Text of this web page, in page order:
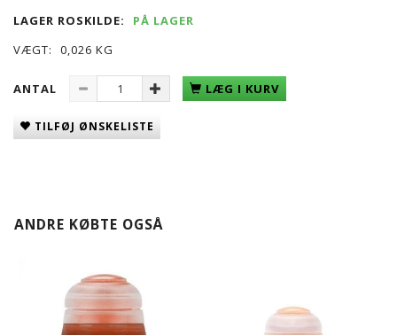
LAGER ROSKILDE:
PÅ LAGER
VÆGT:
0,026 KG
ANTAL LÆG I KURV
TILFØJ ØNSKELISTE
ANDRE KØBTE OGSÅ